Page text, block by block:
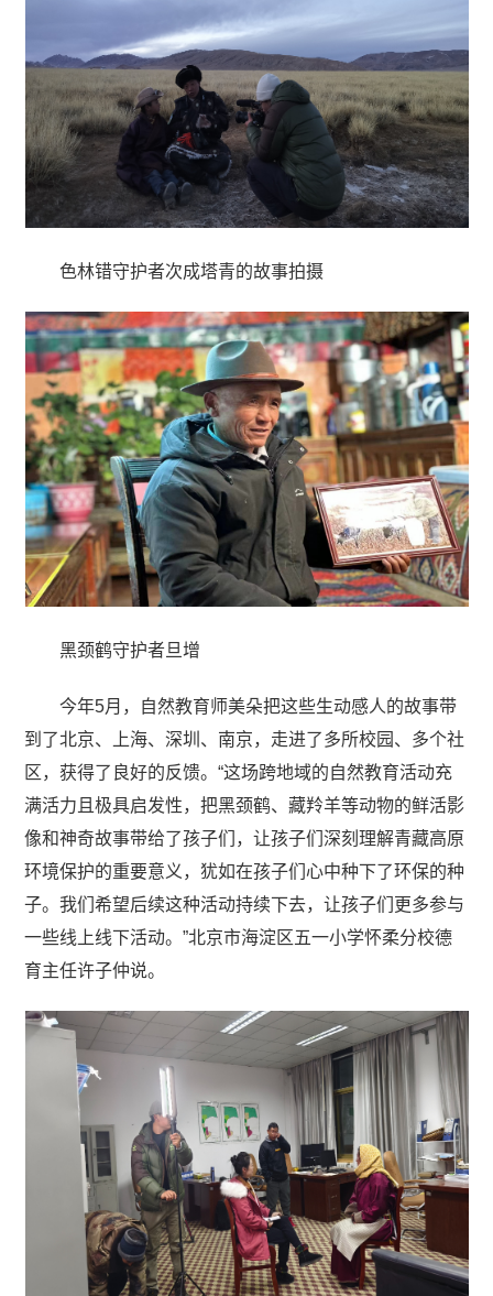
色林错守护者次成塔青的故事拍摄
黑颈鹤守护者旦增
今年5月，自然教育师美朵把这些生动感人的故事带
到了北京、上海、深圳、南京，走进了多所校园、多个社
区，获得了良好的反馈。“这场跨地域的自然教育活动充
满活力且极具启发性，把黑颈鹤、藏羚羊等动物的鲜活影
像和神奇故事带给了孩子们，让孩子们深刻理解青藏高原
环境保护的重要意义，犹如在孩子们心中种下了环保的种
子。我们希望后续这种活动持续下去，让孩子们更多参与
一些线上线下活动。”北京市海淀区五一小学怀柔分校德
育主任许子仲说。